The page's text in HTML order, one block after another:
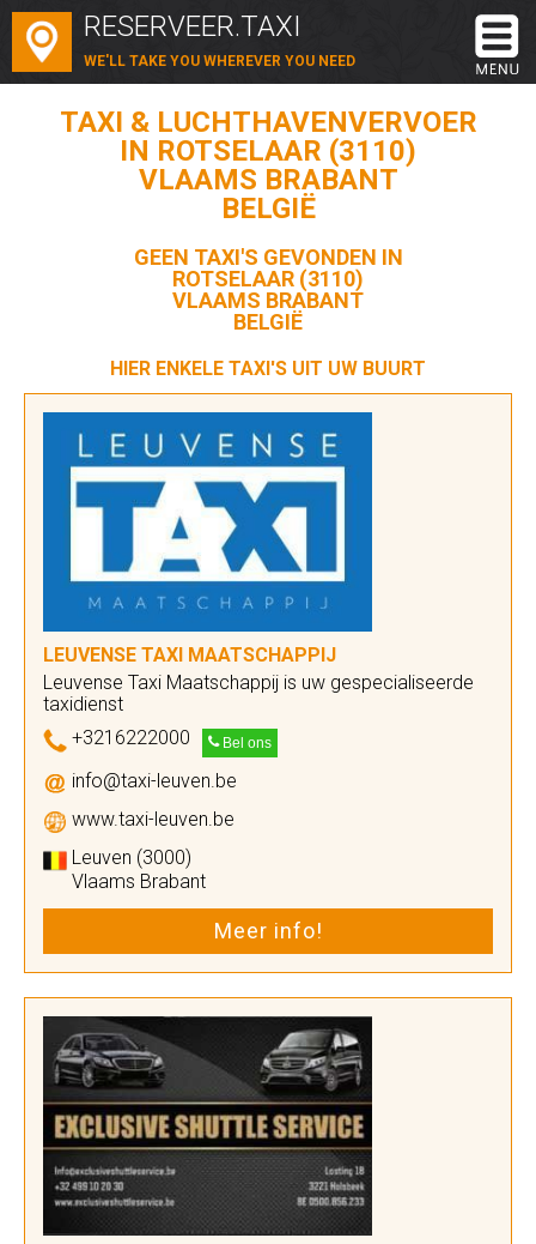
RESERVEER.TAXI
WE'LL TAKE YOU WHEREVER YOU NEED
TAXI & LUCHTHAVENVERVOER
IN ROTSELAAR (3110)
VLAAMS BRABANT
BELGIË
GEEN TAXI'S GEVONDEN IN
ROTSELAAR (3110)
VLAAMS BRABANT
BELGIË
HIER ENKELE TAXI'S UIT UW BUURT
LEUVENSE TAXI MAATSCHAPPIJ
Leuvense Taxi Maatschappij is uw gespecialiseerde
taxidienst
+3216222000
Bel ons
info@taxi-leuven.be
www.taxi-leuven.be
Leuven (3000)
Vlaams Brabant
Meer info!